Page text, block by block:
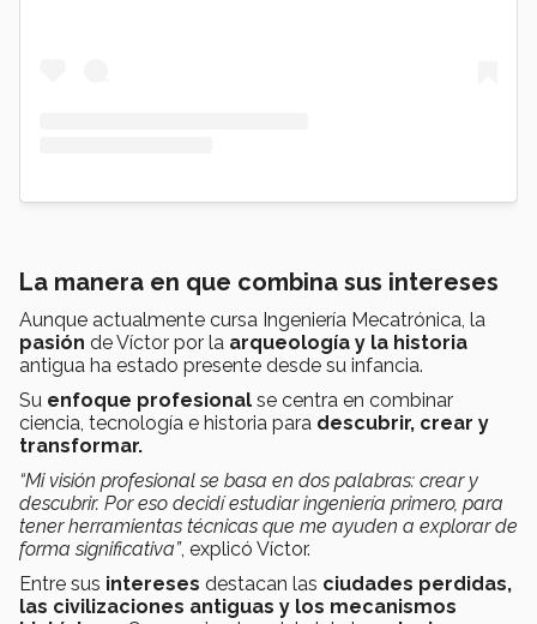
La manera en que combina sus intereses
Aunque actualmente cursa Ingeniería Mecatrónica, la
pasión de Víctor por la arqueología y la historia
antigua ha estado presente desde su infancia.
Su enfoque profesional se centra en combinar
ciencia, tecnología e historia para descubrir, crear y
transformar.
“Mi visión profesional se basa en dos palabras: crear y
descubrir. Por eso decidí estudiar ingeniería primero, para
tener herramientas técnicas que me ayuden a explorar de
forma significativa”, explicó Víctor.
Entre sus intereses destacan las ciudades perdidas,
las civilizaciones antiguas y los mecanismos